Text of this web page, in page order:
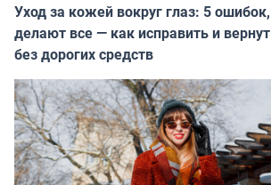
Уход за кожей вокруг глаз: 5
делают все — как исправить и
без дорогих средств